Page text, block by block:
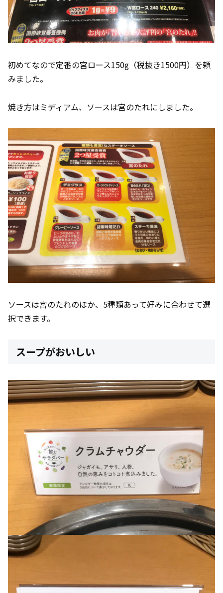
初めてなので定番の宮ロース150g（税抜き1500円）を頼
みました。
焼き方はミディアム、ソースは宮のたれにしました。
ソースは宮のたれのほか、5種類あって好みに合わせて選
択できます。
スープがおいしい